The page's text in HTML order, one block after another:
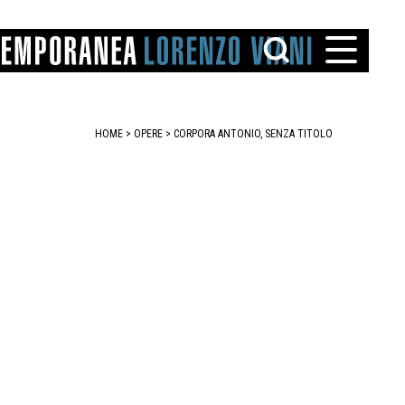
HOME > OPERE > CORPORA ANTONIO, SENZA TITOLO